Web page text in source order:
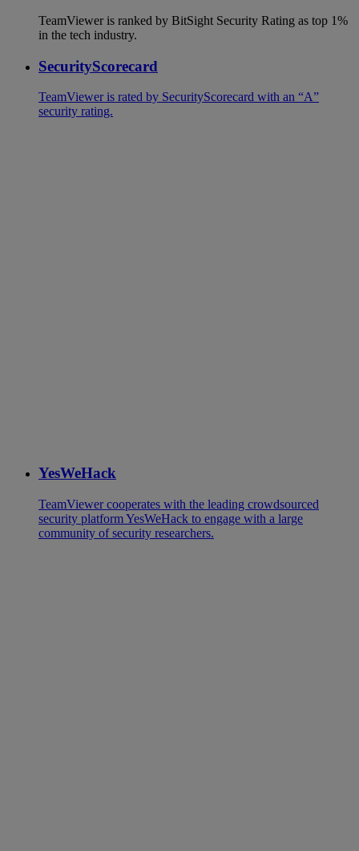
TeamViewer is ranked by BitSight Security Rating as top 1%
in the tech industry.
SecurityScorecard
TeamViewer is rated by SecurityScorecard with an “A”
security rating.
YesWeHack
TeamViewer cooperates with the leading crowdsourced
security platform YesWeHack to engage with a large
community of security researchers.